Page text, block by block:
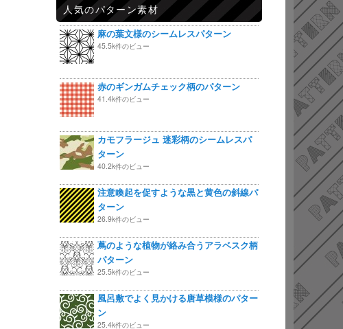
人気のパターン素材
麻の葉文様のシームレスパターン
45.5k件のビュー
赤のギンガムチェック柄のパターン
41.4k件のビュー
カモフラージュ 迷彩柄のシームレスパ
ターン
40.2k件のビュー
注意喚起を促すような黒と黄色の斜線パ
ターン
26.9k件のビュー
蔦のような植物が絡み合うアラベスク柄
パターン
25.5k件のビュー
風呂敷でよく見かける唐草模様のパター
ン
25.4k件のビュー